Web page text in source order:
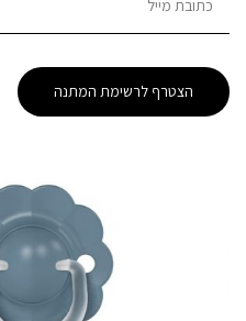
your
email
to
join
הצטרף לרשימת המתנה